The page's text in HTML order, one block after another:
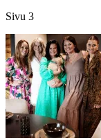
Sivu 3